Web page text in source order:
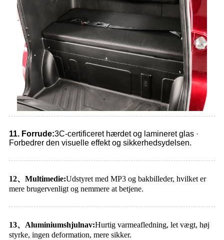
11. Forrude:3C-certificeret hærdet og lamineret glas ·
Forbedrer den visuelle effekt og sikkerhedsydelsen.
12、 Multimedie:Udstyret med MP3 og bakbilleder, hvilket er
mere brugervenligt og nemmere at betjene.
13、 Aluminiumshjulnav:Hurtig varmeafledning, let vægt, høj
styrke, ingen deformation, mere sikker.